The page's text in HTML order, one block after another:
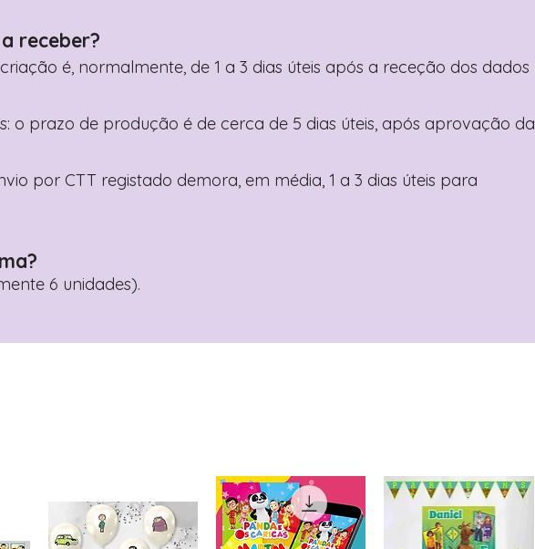
receber?
é, normalmente, de 1 a 3 dias úteis após a receção dos dados
o prazo de produção é de cerca de 5 dias úteis, após aprovação da
por CTT registado demora, em média, 1 a 3 dias úteis para
6 unidades).